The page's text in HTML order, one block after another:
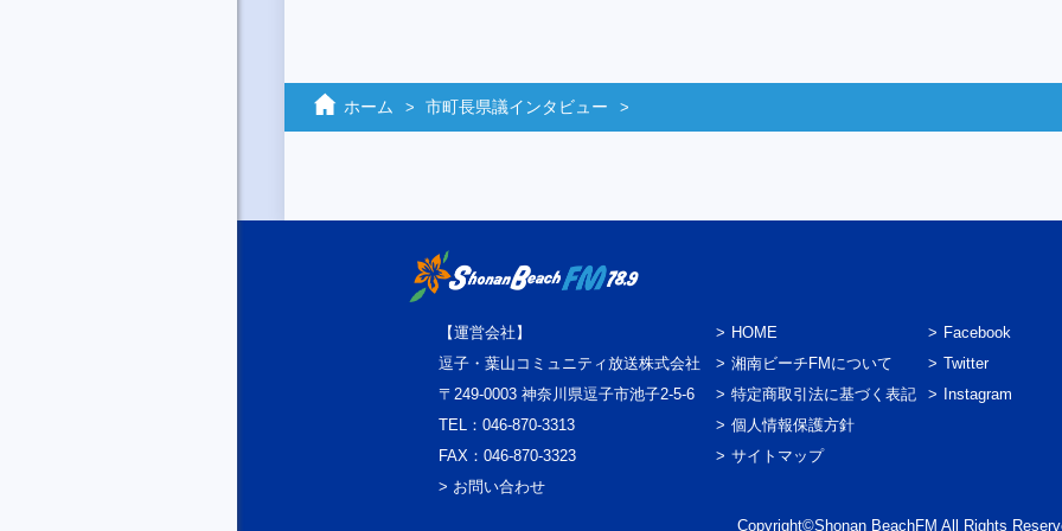
ホーム 市町長県議インタビュー
【運営会社】
逗子・葉山コミュニティ放送株式会社
〒249-0003 神奈川県逗子市池子2-5-6
TEL：046-870-3313
FAX：046-870-3323
> お問い合わせ
HOME
湘南ビーチFMについて
特定商取引法に基づく表記
個人情報保護方針
サイトマップ
Facebook
Twitter
Instagram
Copyright©Shonan BeachFM All Rights